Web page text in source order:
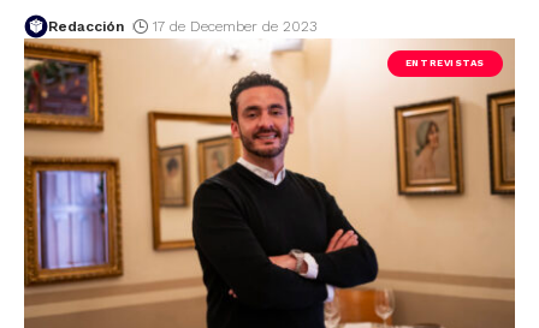
Redacción 17 de December de 2023
ENTREVISTAS